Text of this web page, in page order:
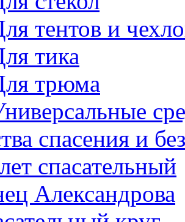
тентов и
тика
трюма
спасения и
спасательный
Александрова